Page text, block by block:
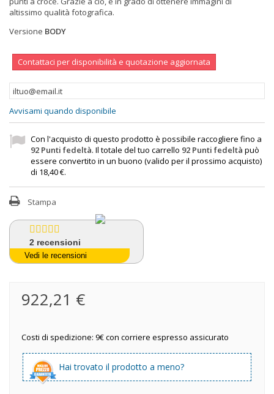
altissimo qualità fotografica.
Versione BODY
Contattaci per disponibilità e quotazione aggiornata
Avvisami quando disponibile
Con l'acquisto di questo prodotto è possibile raccogliere fino a
92 Punti fedeltà. Il totale del tuo carrello 92 Punti fedeltà può
essere convertito in un buono (valido per il prossimo acquisto)
di 18,40 €.
Stampa
2 recensioni
Vedi le recensioni
922,21 €
Costi di spedizione: 9€ con corriere espresso assicurato
Hai trovato il prodotto a meno?